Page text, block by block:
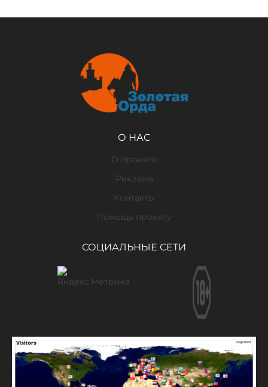
О НАС
О проекте
Реклама
Контакты
Помощь проекту
СОЦИАЛЬНЫЕ СЕТИ